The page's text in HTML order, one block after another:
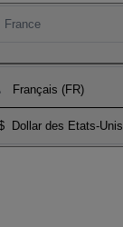
France
Français (FR)
Dollar des Etats-Unis